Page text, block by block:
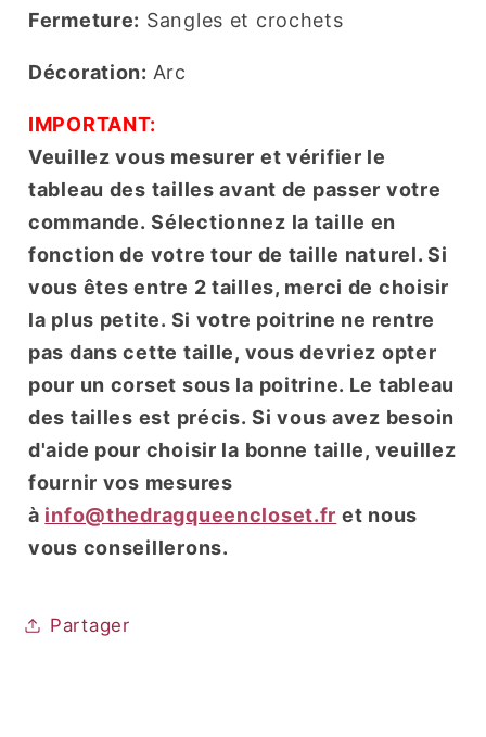
Fermeture: Sangles et crochets
Décoration: Arc
IMPORTANT:
Veuillez vous mesurer et vérifier le
tableau des tailles avant de passer votre
commande. Sélectionnez la taille en
fonction de votre tour de taille naturel. Si
vous êtes entre 2 tailles, merci de choisir
la plus petite. Si votre poitrine ne rentre
pas dans cette taille, vous devriez opter
pour un corset sous la poitrine. Le tableau
des tailles est précis. Si vous avez besoin
d'aide pour choisir la bonne taille, veuillez
fournir vos mesures
à info@thedragqueencloset.fr et nous
vous conseillerons.
Partager